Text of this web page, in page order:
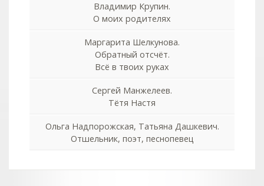
Владимир Крупин.
О моих родителях
Маргарита Шелкунова.
Обратный отсчёт.
Всё в твоих руках
Сергей Манжелеев.
Тётя Настя
Ольга Надпорожская, Татьяна Дашкевич.
Отшельник, поэт, песнопевец